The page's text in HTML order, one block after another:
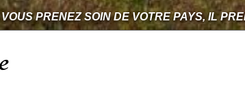
VOUS PRENEZ SOIN DE VOTRE PAYS, IL